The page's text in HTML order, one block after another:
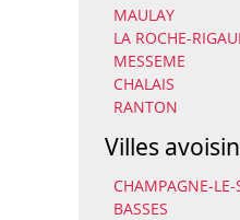
MAULAY
LA ROCHE-
MESSEME
CHALAIS
RANTON
Villes
CHAMPAGNE-LE-
BASSES